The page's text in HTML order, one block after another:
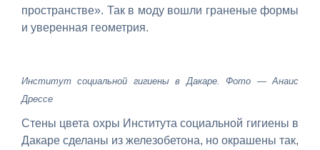
пространстве». Так в моду вошли граненые формы
и уверенная геометрия.
Институт социальной гигиены в Дакаре. Фото — Анаис
Дрессе
Стены цвета охры Института социальной гигиены в
Дакаре сделаны из железобетона, но окрашены так,